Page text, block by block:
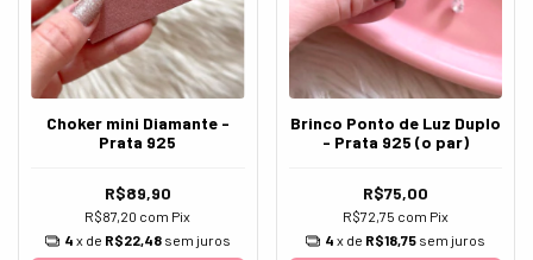
Choker mini Diamante -
Prata 925
R$89,90
R$87,20 com Pix
4 x de R$22,48 sem juros
Brinco Ponto de Luz Duplo
- Prata 925 (o par)
R$75,00
R$72,75 com Pix
4 x de R$18,75 sem juros